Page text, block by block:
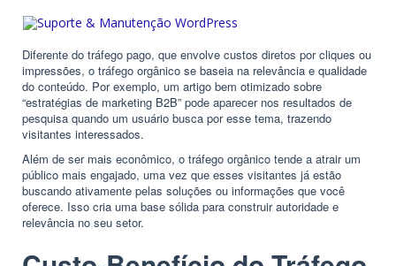
Diferente do tráfego pago, que envolve custos diretos por cliques ou
impressões, o tráfego orgânico se baseia na relevância e qualidade
do conteúdo. Por exemplo, um artigo bem otimizado sobre
“estratégias de marketing B2B” pode aparecer nos resultados de
pesquisa quando um usuário busca por esse tema, trazendo
visitantes interessados.
Além de ser mais econômico, o tráfego orgânico tende a atrair um
público mais engajado, uma vez que esses visitantes já estão
buscando ativamente pelas soluções ou informações que você
oferece. Isso cria uma base sólida para construir autoridade e
relevância no seu setor.